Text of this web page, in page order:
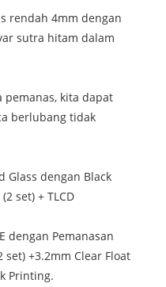
rendah 4mm dengan
sutra hitam dalam
pemanas, kita dapat
berlubang tidak
Glass dengan Black
set) + TLCD
dengan Pemanasan
+3.2mm Clear Float
Printing.